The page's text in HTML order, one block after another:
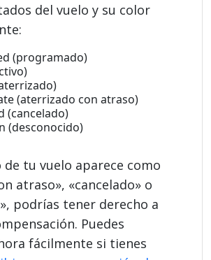
del vuelo y su color
(programado)
(aterrizado con atraso)
(cancelado)
(desconocido)
tu vuelo aparece como
atraso», «cancelado» o
podrías tener derecho a
Puedes
fácilmente si tienes